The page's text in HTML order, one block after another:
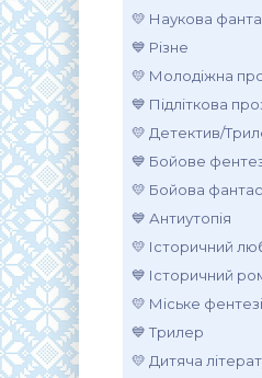
💛 Наукова
💙 Різне
💛 Молодіжна
💙 Підліткова
💛 Детектив/
💙 Бойове
💛 Бойова
💙 Антиутопія
💛 Історичний
💙 Історичний
💛 Міське фентезі
💙 Трилер
💛 Дитяча